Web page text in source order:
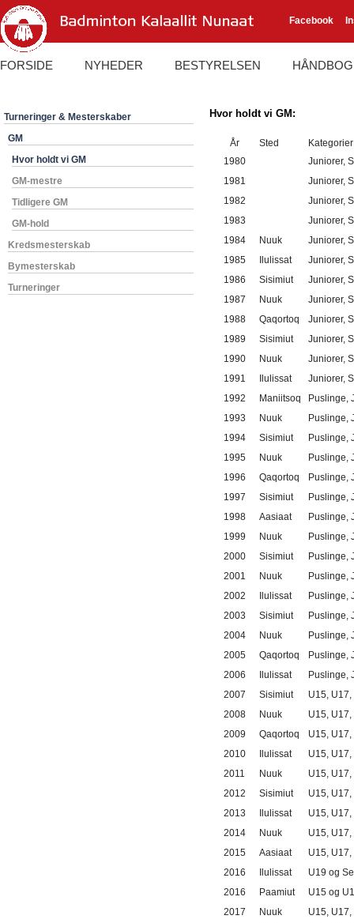
Facebook
FORSIDE NYHEDER BESTYRELSEN HÅNDBOG
Turneringer & Mesterskaber
GM
Hvor holdt vi GM
GM-mestre
Tidligere GM
GM-hold
Kredsmesterskab
Bymesterskab
Turneringer
Hvor holdt vi GM:
År Sted
Kategorier
1980
Juniorer,
1981
Juniorer,
1982
Juniorer,
1983
Juniorer,
1984
Nuuk
Juniorer,
1985
Ilulissat
Juniorer,
1986
Sisimiut
Juniorer,
1987
Nuuk
Juniorer,
1988
Qaqortoq
Juniorer,
1989
Sisimiut
Juniorer,
1990
Nuuk
Juniorer,
1991
Ilulissat
Juniorer,
1992
Maniitsoq
Puslinge,
1993
Nuuk
Puslinge,
1994
Sisimiut
Puslinge,
1995
Nuuk
Puslinge,
1996
Qaqortoq
Puslinge,
1997
Sisimiut
Puslinge,
1998
Aasiaat
Puslinge,
1999
Nuuk
Puslinge,
2000
Sisimiut
Puslinge,
2001
Nuuk
Puslinge,
2002
Ilulissat
Puslinge,
2003
Sisimiut
Puslinge,
2004
Nuuk
Puslinge,
2005
Qaqortoq
Puslinge,
2006
Ilulissat
Puslinge,
2007
Sisimiut
U15,
2008
Nuuk
U15,
2009
Qaqortoq
U15,
2010
Ilulissat
U15,
2011
Nuuk
U15,
2012
Sisimiut
U15,
2013
Ilulissat
U15,
2014
Nuuk
U15,
2015
Aasiaat
U15,
2016
Ilulissat
U19 og
2016
Paamiut
U15 og
2017
Nuuk
U15,